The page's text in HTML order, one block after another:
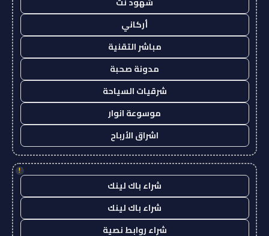
أركاني
مباشر التقنية
مدونة صحبة
شرقيات السياحة
موسوعة انوار
اشراق الأرباح
!
شراء باك لينك
شراء باك لينك
شراء روابط نصية